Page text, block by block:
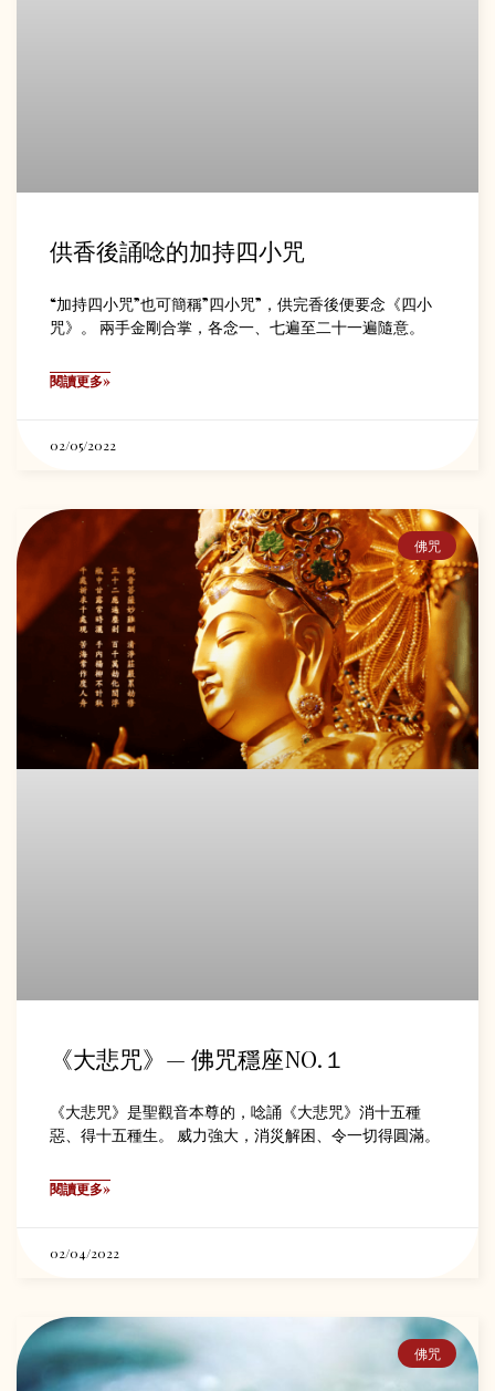
供香後誦唸的加持四小咒
“加持四小咒”也可簡稱”四小咒”，供完香後便要念《四小
咒》。 兩手金剛合掌，各念一、七遍至二十一遍隨意。
閱讀更多»
02/05/2022
佛咒
《大悲咒》— 佛咒穩座NO.１
《大悲咒》是聖觀音本尊的，唸誦《大悲咒》消十五種
惡、得十五種生。 威力強大，消災解困、令一切得圓滿。
閱讀更多»
02/04/2022
佛咒